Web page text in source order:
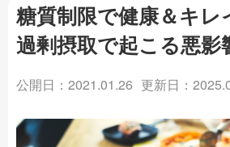
糖質制限で健康＆キレ
過剰摂取で起こる悪影
公開日：2021.01.26 更新日：